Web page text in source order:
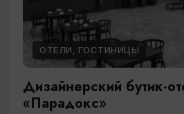
ОТЕЛИ, ГОСТИНИЦЫ
Дизайнерский бутик-
«Парадокс»